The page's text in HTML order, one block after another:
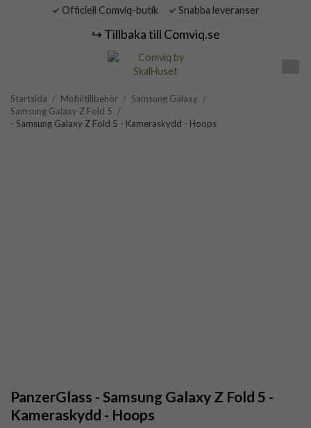
Officiell Comviq-butik Snabba leveranser
↪️ Tillbaka till Comviq.se
Startsida / Mobiltillbehör / Samsung Galaxy /
Samsung Galaxy Z Fold 5 /
- Samsung Galaxy Z Fold 5 - Kameraskydd - Hoops
PanzerGlass - Samsung Galaxy Z Fold 5 -
Kameraskydd - Hoops